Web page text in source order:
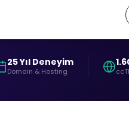
25 Yıl Deneyim
Domain & Hosting